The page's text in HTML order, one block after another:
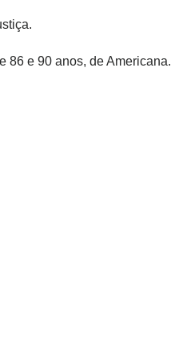
86 e 90 anos, de Americana.